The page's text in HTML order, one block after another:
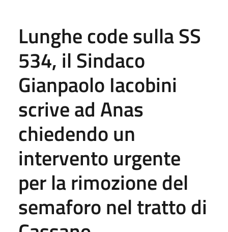
Lunghe code sulla SS
534, il Sindaco
Gianpaolo Iacobini
scrive ad Anas
chiedendo un
intervento urgente
per la rimozione del
semaforo nel tratto di